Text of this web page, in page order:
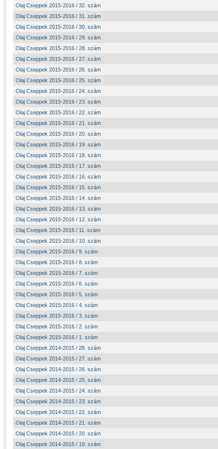
Olaj Cseppek 2015-2016 / 32. szám
Olaj Cseppek 2015-2016 / 31. szám
Olaj Cseppek 2015-2016 / 30. szám
Olaj Cseppek 2015-2016 / 29. szám
Olaj Cseppek 2015-2016 / 28. szám
Olaj Cseppek 2015-2016 / 27. szám
Olaj Cseppek 2015-2016 / 26. szám
Olaj Cseppek 2015-2016 / 25. szám
Olaj Cseppek 2015-2016 / 24. szám
Olaj Cseppek 2015-2016 / 23. szám
Olaj Cseppek 2015-2016 / 22. szám
Olaj Cseppek 2015-2016 / 21. szám
Olaj Cseppek 2015-2016 / 20. szám
Olaj Cseppek 2015-2016 / 19. szám
Olaj Cseppek 2015-2016 / 18. szám
Olaj Cseppek 2015-2016 / 17. szám
Olaj Cseppek 2015-2016 / 16. szám
Olaj Cseppek 2015-2016 / 15. szám
Olaj Cseppek 2015-2016 / 14. szám
Olaj Cseppek 2015-2016 / 13. szám
Olaj Cseppek 2015-2016 / 12. szám
Olaj Cseppek 2015-2016 / 11. szám
Olaj Cseppek 2015-2016 / 10. szám
Olaj Cseppek 2015-2016 / 9. szám
Olaj Cseppek 2015-2016 / 8. szám
Olaj Cseppek 2015-2016 / 7. szám
Olaj Cseppek 2015-2016 / 6. szám
Olaj Cseppek 2015-2016 / 5. szám
Olaj Cseppek 2015-2016 / 4. szám
Olaj Cseppek 2015-2016 / 3. szám
Olaj Cseppek 2015-2016 / 2. szám
Olaj Cseppek 2015-2016 / 1. szám
Olaj Cseppek 2014-2015 / 28. szám
Olaj Cseppek 2014-2015 / 27. szám
Olaj Cseppek 2014-2015 / 26. szám
Olaj Cseppek 2014-2015 / 25. szám
Olaj Cseppek 2014-2015 / 24. szám
Olaj Cseppek 2014-2015 / 23. szám
Olaj Cseppek 2014-2015 / 22. szám
Olaj Cseppek 2014-2015 / 21. szám
Olaj Cseppek 2014-2015 / 20. szám
Olaj Cseppek 2014-2015 / 19. szám